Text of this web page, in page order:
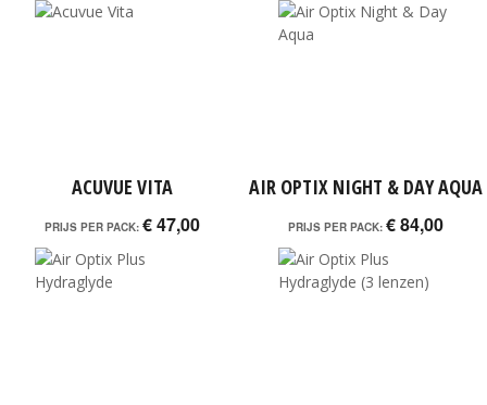
ACUVUE VITA
PRIJS PER PACK: € 47,00
AIR OPTIX NIGHT & DAY AQUA
PRIJS PER PACK: € 84,00